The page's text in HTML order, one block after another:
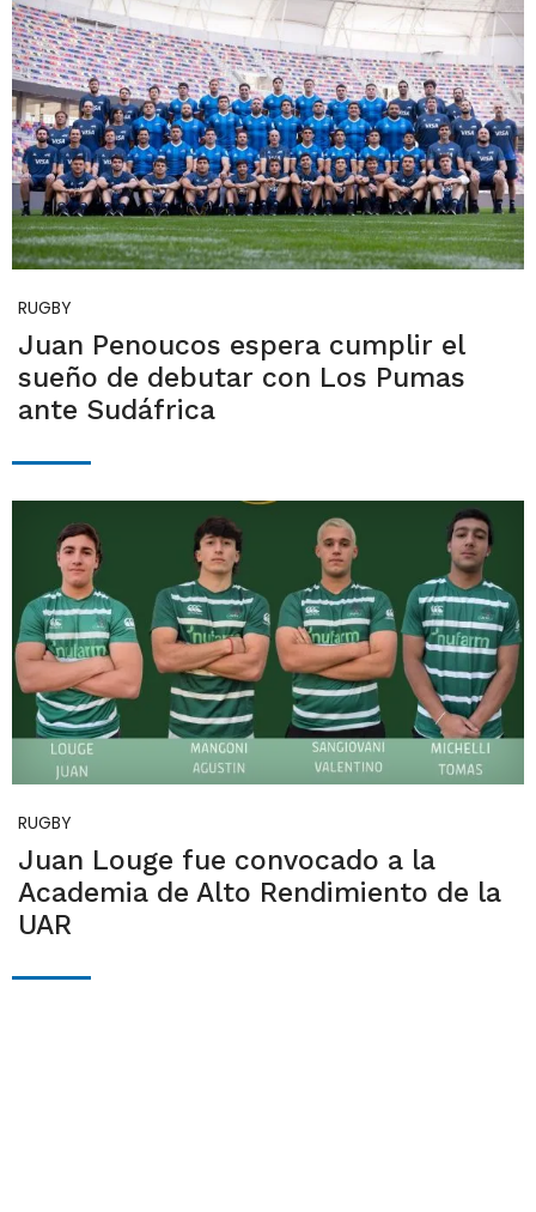
RUGBY
Juan Penoucos espera cumplir el
sueño de debutar con Los Pumas
ante Sudáfrica
RUGBY
Juan Louge fue convocado a la
Academia de Alto Rendimiento de la
UAR